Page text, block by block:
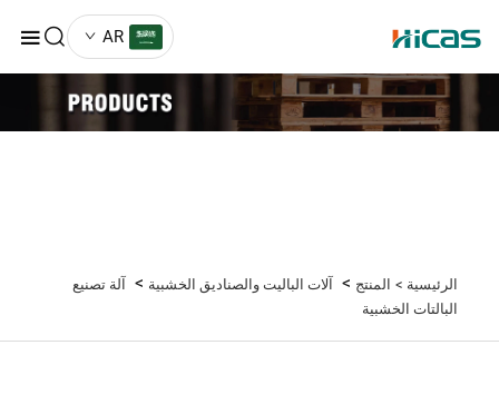
AR
الرئيسية > المنتج >آلات الباليت والصناديق الخشبية>آلة تصنيع
البالتات الخشبية